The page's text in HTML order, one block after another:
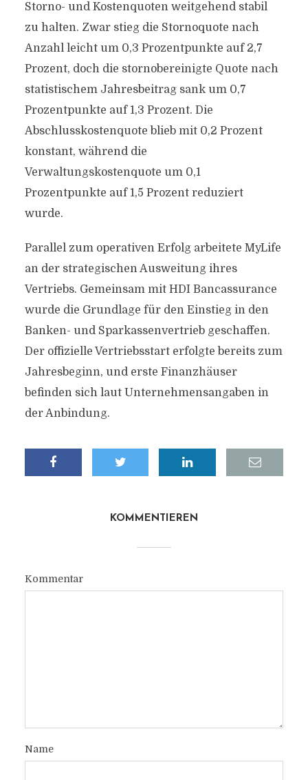
Storno- und Kostenquoten weitgehend stabil
zu halten. Zwar stieg die Stornoquote nach
Anzahl leicht um 0,3 Prozentpunkte auf 2,7
Prozent, doch die stornobereinigte Quote nach
statistischem Jahresbeitrag sank um 0,7
Prozentpunkte auf 1,3 Prozent. Die
Abschlusskostenquote blieb mit 0,2 Prozent
konstant, während die
Verwaltungskostenquote um 0,1
Prozentpunkte auf 1,5 Prozent reduziert
wurde.
Parallel zum operativen Erfolg arbeitete MyLife
an der strategischen Ausweitung ihres
Vertriebs. Gemeinsam mit HDI Bancassurance
wurde die Grundlage für den Einstieg in den
Banken- und Sparkassenvertrieb geschaffen.
Der offizielle Vertriebsstart erfolgte bereits zum
Jahresbeginn, und erste Finanzhäuser
befinden sich laut Unternehmensangaben in
der Anbindung.
KOMMENTIEREN
Kommentar
Name